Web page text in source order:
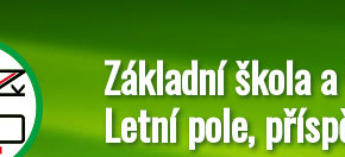
Základní škola
Letní pole,